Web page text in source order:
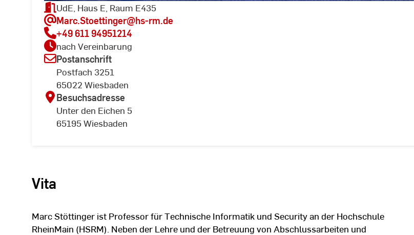
UdE, Haus E, Raum E435
Marc.Stoettinger@hs-rm.de
+49 611 94951214
nach Vereinbarung
Postanschrift
Postfach 3251
65022 Wiesbaden
Besuchsadresse
Unter den Eichen 5
65195 Wiesbaden
Vita
Marc Stöttinger ist Professor für Technische Informatik und Security an der Hochschule
RheinMain (HSRM). Neben der Lehre und der Betreuung von Abschlussarbeiten und